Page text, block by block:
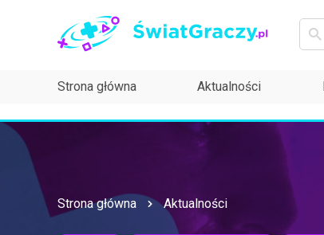
Strona główna Aktualności
Strona główna Aktualności